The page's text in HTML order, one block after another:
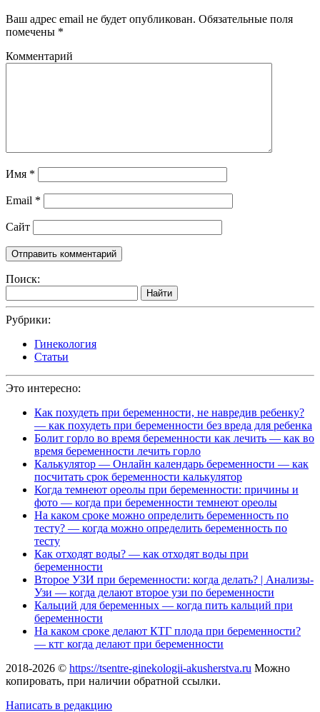
Ваш адрес email не будет опубликован. Обязательные поля
помечены *
Комментарий
Имя *
Email *
Сайт
Поиск:
Найти
Рубрики:
Гинекология
Статьи
Это интересно:
Как похудеть при беременности, не навредив ребенку?
— как похудеть при беременности без вреда для ребенка
Болит горло во время беременности как лечить — как во
время беременности лечить горло
Калькулятор — Онлайн календарь беременности — как
посчитать срок беременности калькулятор
Когда темнеют ореолы при беременности: причины и
фото — когда при беременности темнеют ореолы
На каком сроке можно определить беременность по
тесту? — когда можно определить беременность по
тесту
Как отходят воды? — как отходят воды при
беременности
Второе УЗИ при беременности: когда делать? | Анализы-
Узи — когда делают второе узи по беременности
Кальций для беременных — когда пить кальций при
беременности
На каком сроке делают КТГ плода при беременности?
— ктг когда делают при беременности
2018-2026 © https://tsentre-ginekologii-akusherstva.ru Можно
копировать, при наличии обратной ссылки.
Написать в редакцию